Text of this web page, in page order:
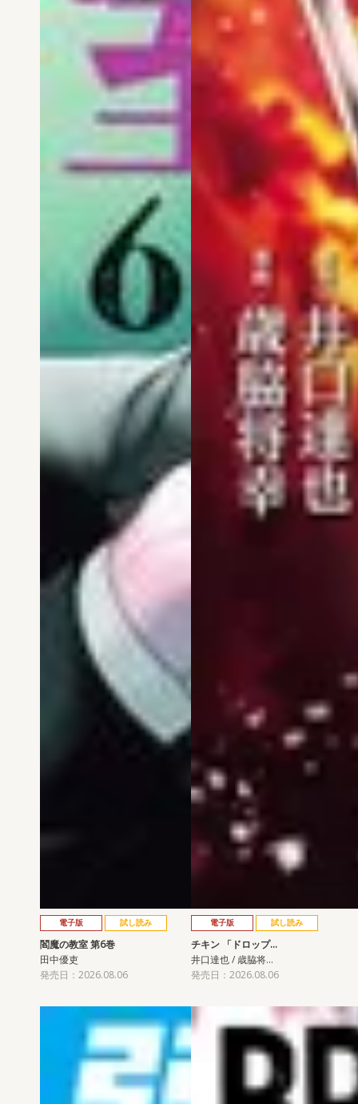
電子版 試し読み
閻魔の教室 第6巻
田中優吏
発売日：2026.08.06
電子版 試し読み
チキン 「ドロップ…
井口達也 / 歳脇将…
発売日：2026.08.06